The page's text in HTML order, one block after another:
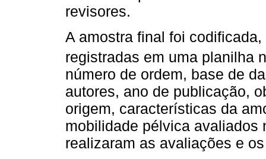
revisores.
A amostra final foi
registradas em uma planilha
número de ordem, base de
autores, ano de publicação,
origem, características da
mobilidade pélvica avaliados
realizaram as avaliações e